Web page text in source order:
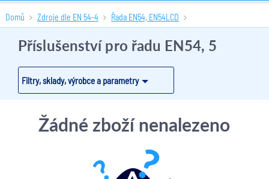
Domů Zdroje dle EN 54-4 Řada EN54, EN54LCD
Příslušenství pro řadu EN54, 5 (0 produktů)
Filtry, sklady, výrobce a parametry
Příslušenství pro řadu EN54, 5
Žádné zboží nenalezeno